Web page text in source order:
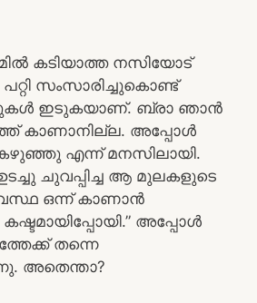
കടിയാത്ത നസിയോട്
പറ്റി സംസാരിച്ചുകൊണ്ട്
ഇടുകയാണ്. ബ്രാ ഞാൻ
കാണാനില്ല. അപ്പോൾ
എന്ന് മനസിലായി.
ചുവപ്പിച്ച ആ മുലകളുടെ
ഒന്ന് കാണാൻ
അപ്പോൾ
തന്നെ
അതെന്താ?